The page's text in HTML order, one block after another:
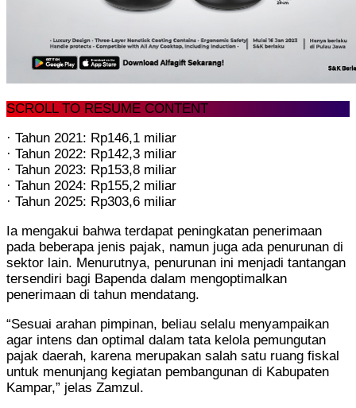
SCROLL TO RESUME CONTENT
· Tahun 2021: Rp146,1 miliar
· Tahun 2022: Rp142,3 miliar
· Tahun 2023: Rp153,8 miliar
· Tahun 2024: Rp155,2 miliar
· Tahun 2025: Rp303,6 miliar
Ia mengakui bahwa terdapat peningkatan penerimaan
pada beberapa jenis pajak, namun juga ada penurunan di
sektor lain. Menurutnya, penurunan ini menjadi tantangan
tersendiri bagi Bapenda dalam mengoptimalkan
penerimaan di tahun mendatang.
“Sesuai arahan pimpinan, beliau selalu menyampaikan
agar intens dan optimal dalam tata kelola pemungutan
pajak daerah, karena merupakan salah satu ruang fiskal
untuk menunjang kegiatan pembangunan di Kabupaten
Kampar,” jelas Zamzul.